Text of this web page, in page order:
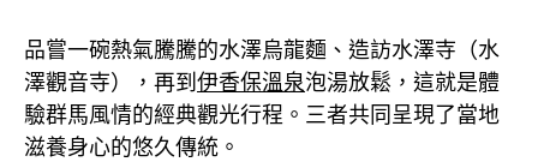
品嘗一碗熱氣騰騰的水澤烏龍麵、造訪水澤寺（水
澤觀音寺），再到伊香保溫泉泡湯放鬆，這就是體
驗群馬風情的經典觀光行程。三者共同呈現了當地
滋養身心的悠久傳統。